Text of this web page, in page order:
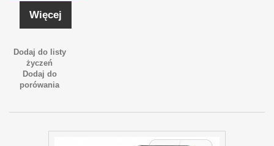
Więcej
Dodaj do listy
życzeń
Dodaj do
porówania